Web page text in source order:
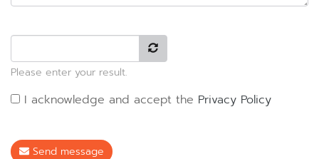
Please enter your result.
I acknowledge and accept the Privacy Policy
Send message